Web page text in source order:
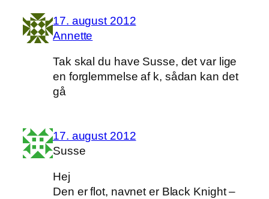
17. august 2012
Annette
Tak skal du have Susse, det var lige
en forglemmelse af k, sådan kan det
gå
17. august 2012
Susse
Hej
Den er flot, navnet er Black Knight –